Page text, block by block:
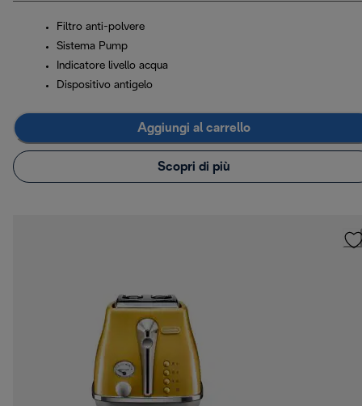
Filtro anti-polvere
Sistema Pump
Indicatore livello acqua
Dispositivo antigelo
Aggiungi al carrello
Scopri di più